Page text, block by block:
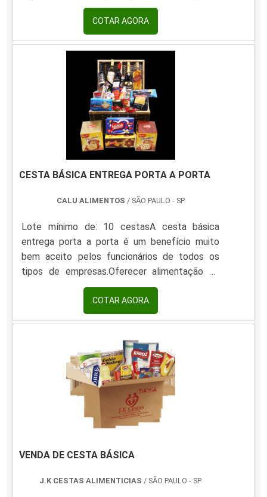
pois simboliza o compartilhamento dos
produtos com toda a família. Esta cesta pode
proporcionar diversas receitas de comidas
típicas natalinas, além de petiscos e
sobremesas para o dia tão especial.É UMA
OPÇÃO MUITO VANTAJOSAQuando se faz
uma cotação da cesta de natal para empresas,
verifica-se que ela é mais vantajosa que o.
COTAR AGORA
CESTA BÁSICA ENTREGA PORTA A PORTA
CALU ALIMENTOS / SÃO PAULO - SP
Lote mínimo de: 10 cestasA cesta básica
entrega porta a porta é um benefício muito
bem aceito pelos funcionários de todos os
tipos de empresas.Oferecer alimentação ao
funcionário é um dever do empregador, e por
conta disso as empresas do país vêm
buscando cada vez mais oferecer cestas
existem vantagens fiscais quando este tipo de
serviço é contratado, através de reduções
significativas de taxas.O PRODUTO TRAZ
VANTAGENS AO CONSUMIDORAlém disso, o
COTAR AGORA
VENDA DE CESTA BÁSICA
J.K CESTAS ALIMENTICIAS / SÃO PAULO - SP